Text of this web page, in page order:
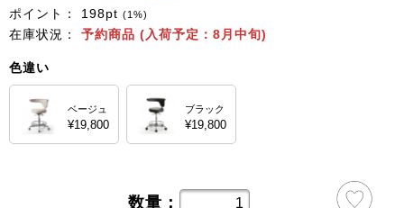
ポイント： 198pt (1%)
在庫状況： 予約商品 (入荷予定：8月中旬)
色違い
ベージュ
¥19,800
ブラック
¥19,800
数量：